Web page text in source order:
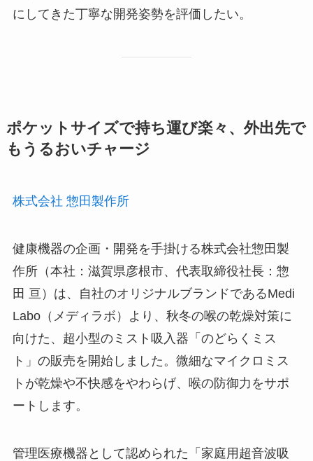
にしてきた丁寧な開発姿勢を評価したい。
ポケットサイズで持ち運び楽々、外出先で
もうるおいチャージ
株式会社 惣田製作所
健康機器の企画・開発を手掛ける株式会社惣田製
作所（本社：滋賀県彦根市、代表取締役社長：惣
田 亘）は、自社のオリジナルブランドであるMedi
Labo（メディラボ）より、秋冬の喉の乾燥対策に
向けた、超小型のミスト吸入器「のどらくミス
ト」の販売を開始しました。微細なマイクロミス
トが乾燥や不快感をやわらげ、喉の防御力をサポ
ートします。
管理医療機器として認められた「家庭用超音波吸